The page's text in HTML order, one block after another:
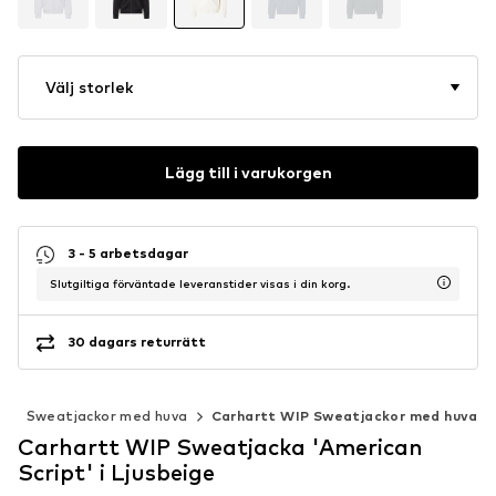
Välj storlek
Lägg till i varukorgen
3 - 5 arbetsdagar
Slutgiltiga förväntade leveranstider visas i din korg.
30 dagars returrätt
Sweatjackor med huva Carhartt WIP Sweatjackor med huva
Carhartt WIP Sweatjacka 'American
Script' i Ljusbeige